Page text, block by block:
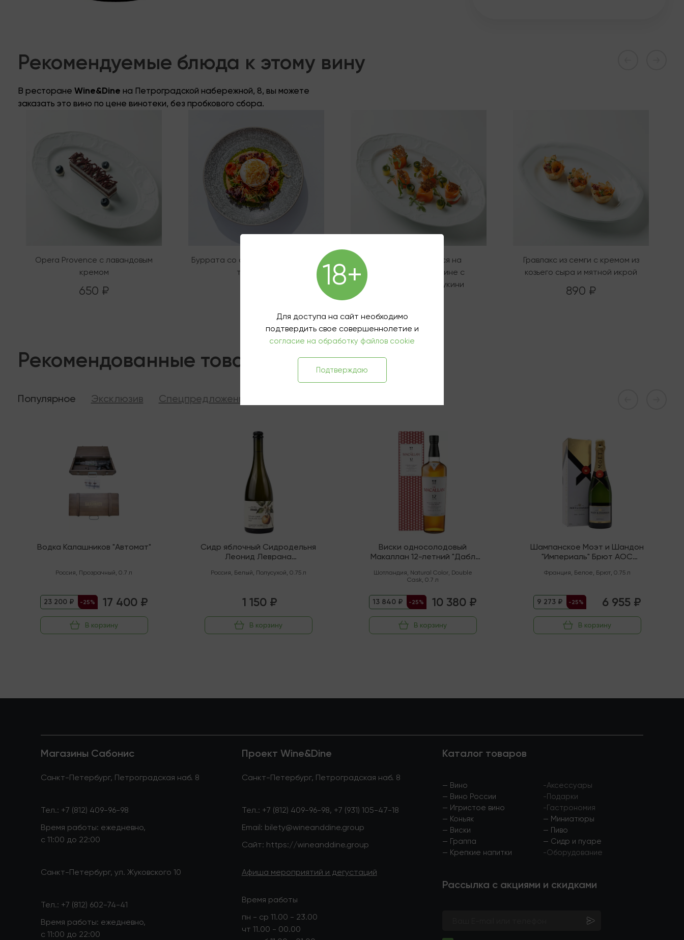
Рекомендуемые блюда к этому вину
В ресторане Wine&Dine на Петроградской набережной, 8, вы можете
заказать это вино по цене винотеки, без пробкового сбора.
Opera Provence с лавандовым
кремом
650 ₽
Буррата cо сливочным гаспачо и
томатами
Гравлакс из лосося на
мандариновом джине с
маринованными цукини
Гравлакс из семги с кремом из
козьего сыра и мятной икрой
890 ₽
Рекомендованные товары
Популярное Эксклюзив Спецпредложения
Водка Калашников "Автомат"
Россия, Прозрачный, 0.7 л
23 200 ₽ -25% 17 400 ₽
В корзину
Сидр яблочный Сидродельня
Леонид Леврана
Россия, Белый, Полусухой, 0.75 л
1 150 ₽
В корзину
Виски односолодовый
Макаллан 12-летний "Дабл
Шотландия, Natural Color, Double
Cask, 0.7 л
13 840 ₽ -25% 10 380 ₽
В корзину
Шампанское Моэт и Шандон
"Империаль" Брют AOC
Франция, Белое, Брют, 0.75 л
9 273 ₽ -25% 6 955 ₽
В корзину
Магазины Сабонис
Санкт-Петербург, Петроградская наб. 8
Тел.: +7 (812) 409-96-98
Время работы: ежедневно,
с 11:00 до 22:00
Санкт-Петербург, ул. Жуковского 10
Тел.: +7 (812) 602-74-41
Время работы: ежедневно,
с 11:00 до 22:00
Проект Wine&Dine
Санкт-Петербург, Петроградская наб. 8
Тел.: +7 (812) 409-96-98, +7 (931) 105-47-18
Email: bilety@wineanddine.group
Сайт: https://wineanddine.group
Афиша мероприятий и дегустаций
Время работы
пн - ср 11.00 - 23.00
чт 11.00 - 00.00
Каталог товаров
— Вино
— Вино России
— Игристое вино
— Коньяк
— Виски
— Граппа
— Крепкие напитки
-Аксессуары
-Подарки
-Гастрономия
— Миниатюры
— Пиво
— Сидр и пуаре
-Оборудование
Рассылка с акциями и скидками
18+
Для доступа на сайт необходимо
подтвердить свое совершеннолетие и
согласие на обработку файлов cookie
Подтверждаю